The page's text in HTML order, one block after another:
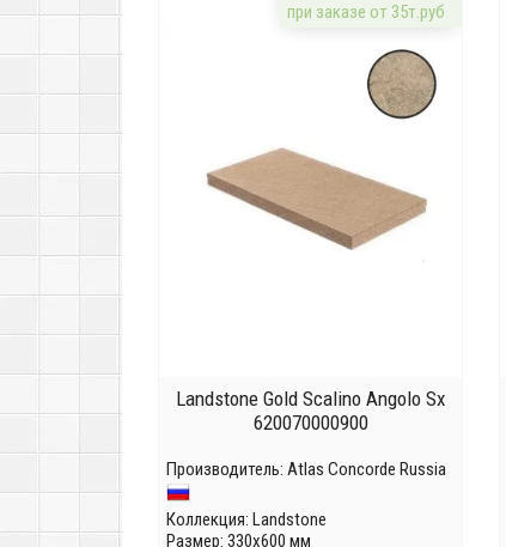
при заказе от 35т.руб
Landstone Gold Scalino Angolo Sx
620070000900
Производитель: Atlas Concorde Russia
Коллекция: Landstone
Размер: 330x600 мм